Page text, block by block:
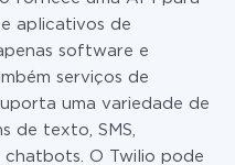
aplicativos de
software e
serviços de
uma variedade de
de texto, SMS,
chatbots. O Twilio pode